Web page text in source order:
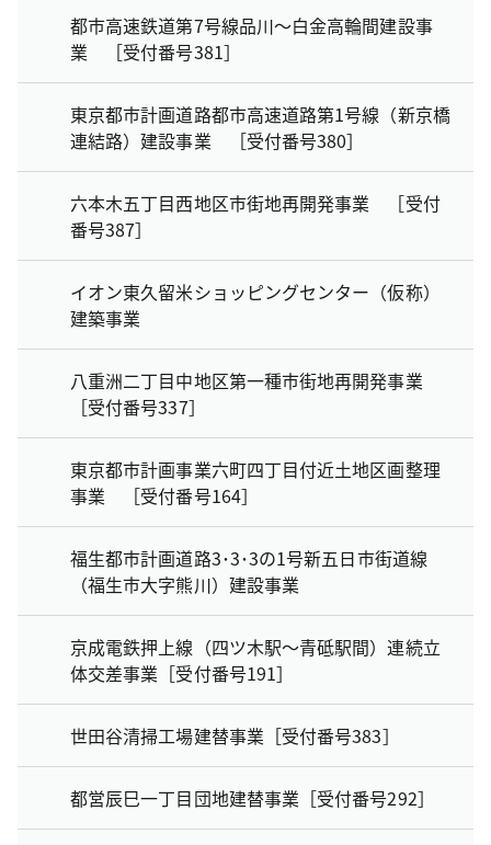
都市高速鉄道第7号線品川～白金高輪間建設事
業 ［受付番号381］
東京都市計画道路都市高速道路第1号線（新京橋
連結路）建設事業 ［受付番号380］
六本木五丁目西地区市街地再開発事業 ［受付
番号387］
イオン東久留米ショッピングセンター（仮称）
建築事業
八重洲二丁目中地区第一種市街地再開発事業
［受付番号337］
東京都市計画事業六町四丁目付近土地区画整理
事業 ［受付番号164］
福生都市計画道路3･3･3の1号新五日市街道線
（福生市大字熊川）建設事業
京成電鉄押上線（四ツ木駅～青砥駅間）連続立
体交差事業［受付番号191］
世田谷清掃工場建替事業［受付番号383］
都営辰巳一丁目団地建替事業［受付番号292］